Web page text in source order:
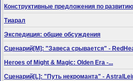
Конструктивные предложения по
Тиарал
Экспедиция: общие обсуждения
Сценарий[M]: "Завеса срывается" -
Heroes of Might & Magic: Olden Era -...
Сценарий[L]: "Путь некроманта" -